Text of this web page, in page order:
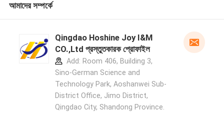
আমাদের সম্পর্কে
Qingdao Hoshine Joy I&M
CO.,Ltd প্রস্তুতকারক প্রোফাইল
Add: Room 406, Building 3,
Sino-German Science and
Technology Park, Aoshanwei Sub-
District Office, Jimo District,
Qingdao City, Shandong Province.